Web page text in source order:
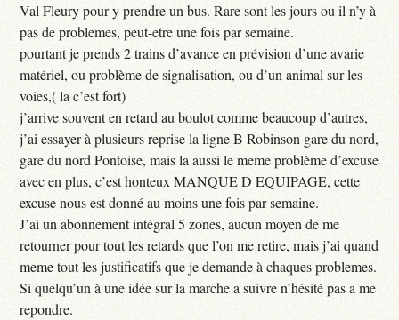
Val Fleury pour y prendre un bus. Rare sont les jours ou il n’y à
pas de problemes, peut-etre une fois par semaine.
pourtant je prends 2 trains d’avance en prévision d’une avarie
matériel, ou problème de signalisation, ou d’un animal sur les
voies,( la c’est fort)
j’arrive souvent en retard au boulot comme beaucoup d’autres,
j’ai essayer à plusieurs reprise la ligne B Robinson gare du nord,
gare du nord Pontoise, mais la aussi le meme problème d’excuse
avec en plus, c’est honteux MANQUE D EQUIPAGE, cette
excuse nous est donné au moins une fois par semaine.
J’ai un abonnement intégral 5 zones, aucun moyen de me
retourner pour tout les retards que l’on me retire, mais j’ai quand
meme tout les justificatifs que je demande à chaques problemes.
Si quelqu’un à une idée sur la marche a suivre n’hésité pas a me
repondre.